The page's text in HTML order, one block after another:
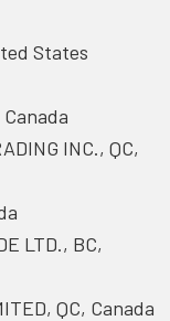
States
Canada
INC., QC,
LTD., BC,
QC, Canada